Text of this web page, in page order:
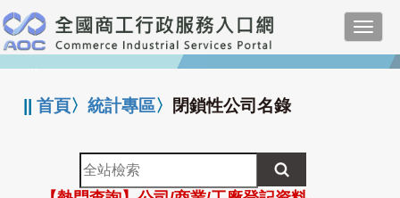
跳
到
主
要
:::
||首頁〉統計專區〉 閉鎖性公司名錄
全
站